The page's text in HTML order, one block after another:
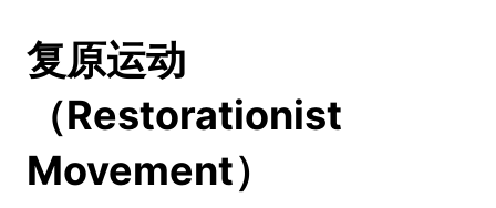
复原运动
（Restorationist
Movement）